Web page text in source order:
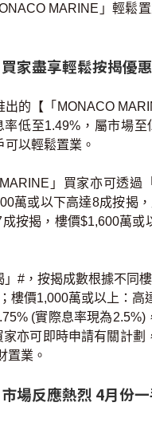
MARINE」輕鬆
家盡享輕鬆按揭優惠
的【「MONACO
低至1.49%，屬市場
以輕鬆置業。
」買家亦可透
萬或以下高達8成按揭
按揭，樓價$1,600萬
#，按揭成數根據不同
樓價1,000萬或以上：高
(實際息率現為2.5%)
亦可即時申請有關計
置業。
場反應熱烈 4月份